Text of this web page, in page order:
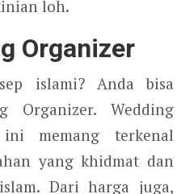
loh.
Organizer
islami? Anda bisa
Organizer. Wedding
memang terkenal
yang khidmat dan
Dari harga juga,